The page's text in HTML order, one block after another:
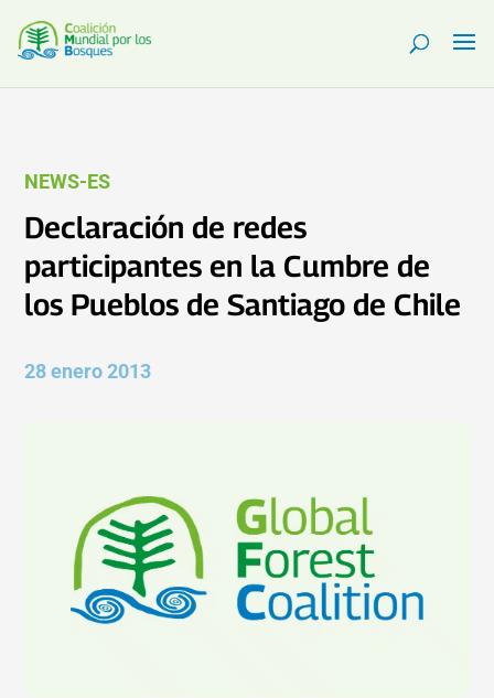
NEWS-ES
Declaración de redes
participantes en la Cumbre de
los Pueblos de Santiago de Chile
28 enero 2013